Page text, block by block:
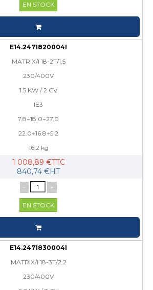
EN STOCK
E14.2471820004I
MATRIX/I 18-2T/1,5
230/400V
1.5 KW / 2 CV
IE3
7.8÷18.0÷27.0
22.0÷16.8÷5.2
16.2 kg
1 008,89 €TTC
840,74 €HT
- +
EN STOCK
E14.2471830004I
MATRIX/I 18-3T/2,2
230/400V